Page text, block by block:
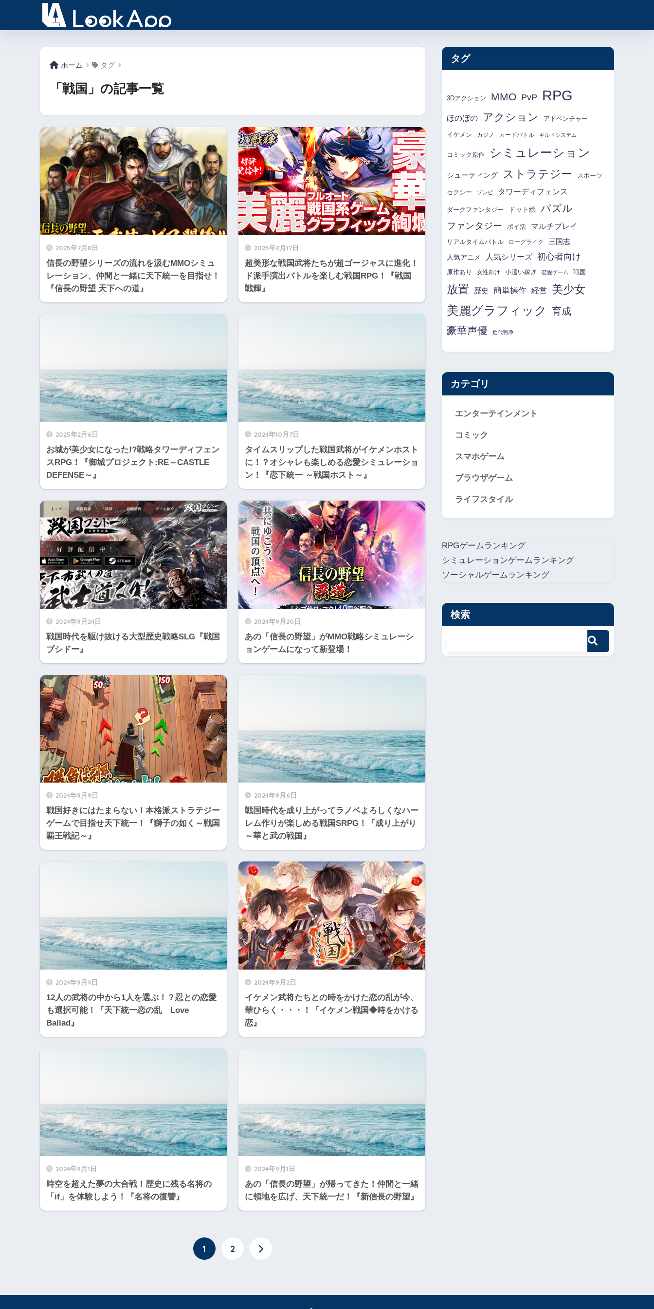
ホーム タグ
「戦国」の記事一覧
2025年7月8日
信長の野望シリーズの流れを汲むMMOシミュ
レーション、仲間と一緒に天下統一を目指せ！
『信長の野望 天下への道』
2025年2月17日
超美形な戦国武将たちが超ゴージャスに進化！
ド派手演出バトルを楽しむ戦国RPG！『戦国
戦輝』
2025年2月6日
お城が美少女になった!?戦略タワーディフェン
スRPG！『御城プロジェクト:RE～CASTLE
DEFENSE～』
2024年10月7日
タイムスリップした戦国武将がイケメンホスト
に！？オシャレも楽しめる恋愛シミュレーショ
ン！『恋下統一 ～戦国ホスト～』
2024年9月24日
戦国時代を駆け抜ける大型歴史戦略SLG『戦国
ブシドー』
2024年9月20日
あの「信長の野望」がMMO戦略シミュレーシ
ョンゲームになって新登場！
2024年9月9日
戦国好きにはたまらない！本格派ストラテジー
ゲームで目指せ天下統一！『獅子の如く～戦国
覇王戦記‪～』
2024年9月6日
戦国時代を成り上がってラノベよろしくなハー
レム作りが楽しめる戦国SRPG！『成り上がり
～華と武の戦国』
2024年9月4日
12人の武将の中から1人を選ぶ！？忍との恋愛
も選択可能！『天下統一恋の乱 Love
Ballad』
2024年9月2日
イケメン武将たちとの時をかけた恋の乱が今、
華ひらく・・・！『イケメン戦国◆時をかける
恋』
2024年9月1日
時空を超えた夢の大合戦！歴史に残る名将の
「if」を体験しよう！『名将の復讐』
2024年9月1日
あの「信長の野望」が帰ってきた！仲間と一緒
に領地を広げ、天下統一だ！『新信長の野望』
1 2
タグ
3Dアクション MMO PvP RPG
ほのぼの アクション アドベンチャー
イケメン カジノ カードバトル ギルドシステム
コミック原作 シミュレーション
シューティング ストラテジー スポーツ
セクシー ゾンビ タワーディフェンス
ダークファンタジー ドット絵 パズル
ファンタジー ポイ活 マルチプレイ
リアルタイムバトル ローグライク 三国志
人気アニメ 人気シリーズ 初心者向け
原作あり 女性向け 小遣い稼ぎ 恋愛ゲーム 戦国
放置 歴史 簡単操作 経営 美少女
美麗グラフィック
育成
豪華声優
近代戦争
カテゴリ
エンターテインメント
コミック
スマホゲーム
ブラウザゲーム
ライフスタイル
RPGゲームランキング
シミュレーションゲームランキング
ソーシャルゲームランキング
検索